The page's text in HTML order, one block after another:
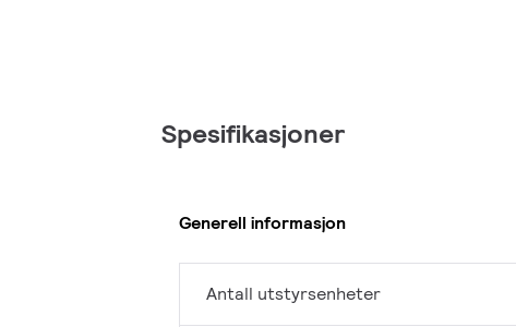
Spesifikasjoner
Generell informasjon
Antall utstyrsenheter